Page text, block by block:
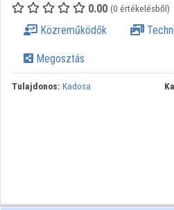
Intézményi listák
Intézmények
Közreműködők
0.00 (0 értékelésből)
Közreműködők
Megosztás
Tulajdonos: Kadosa